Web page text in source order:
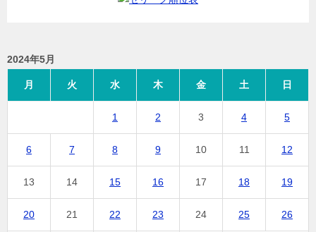
2024年5月
月 火 水 木 金 土 日
1 2 3 4 5
6 7 8 9 10 11 12
13 14 15 16 17 18 19
20 21 22 23 24 25 26